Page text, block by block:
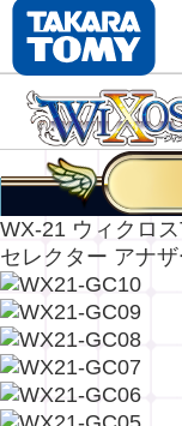
WX-21 ウィクロ
セレクター アナ